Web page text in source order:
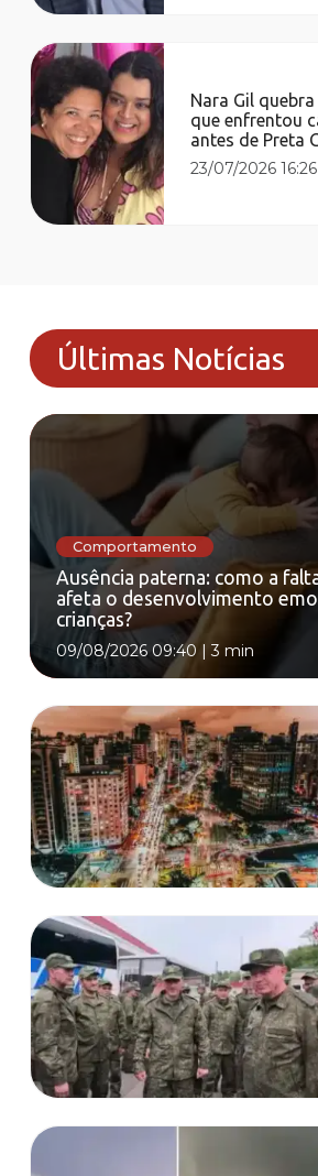
Nara Gil
que enfrentou
antes de Preta
23/07/2026 16:26
Últimas Notícias
Comportamento
Ausência paterna: como a
afeta o desenvolvimento
crianças?
09/08/2026 09:40 |3 min